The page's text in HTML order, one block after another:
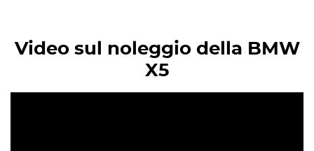
Video sul noleggio della BMW
X5